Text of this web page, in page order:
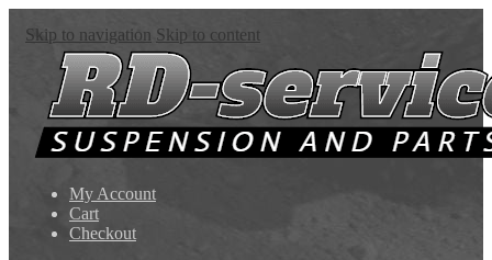
Skip to navigation Skip to content
My Account
Cart
Checkout